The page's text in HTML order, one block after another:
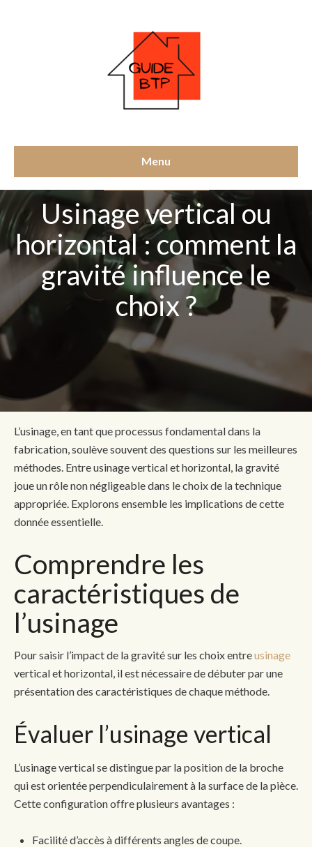
Menu
Usinage vertical ou
horizontal : comment la
gravité influence le
choix ?
L’usinage, en tant que processus fondamental dans la
fabrication, soulève souvent des questions sur les meilleures
méthodes. Entre usinage vertical et horizontal, la gravité
joue un rôle non négligeable dans le choix de la technique
appropriée. Explorons ensemble les implications de cette
donnée essentielle.
Comprendre les
caractéristiques de
l’usinage
Pour saisir l’impact de la gravité sur les choix entreusinage
vertical et horizontal, il est nécessaire de débuter par une
présentation des caractéristiques de chaque méthode.
Évaluer l’usinage vertical
L’usinage vertical se distingue par la position de la broche
qui est orientée perpendiculairement à la surface de la pièce.
Cette configuration offre plusieurs avantages :
Facilité d’accès à différents angles de coupe.